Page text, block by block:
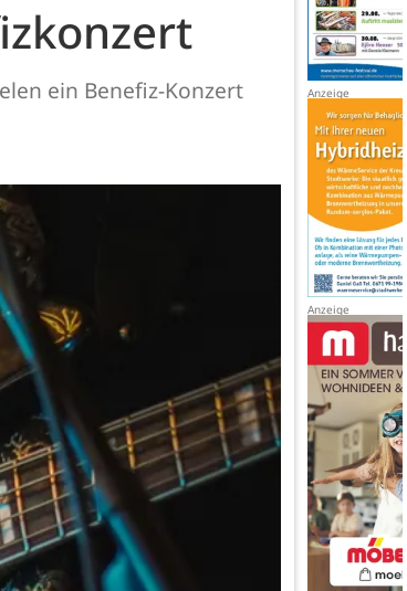
ein Benefiz-Konzert